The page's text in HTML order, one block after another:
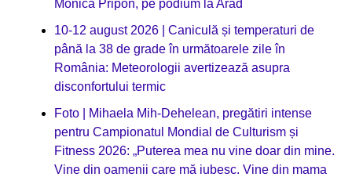
Monica Pripon, pe podium la Arad
10-12 august 2026 | Caniculă și temperaturi de
până la 38 de grade în următoarele zile în
România: Meteorologii avertizează asupra
disconfortului termic
Foto | Mihaela Mih-Dehelean, pregătiri intense
pentru Campionatul Mondial de Culturism și
Fitness 2026: „Puterea mea nu vine doar din mine.
Vine din oamenii care mă iubesc. Vine din mama